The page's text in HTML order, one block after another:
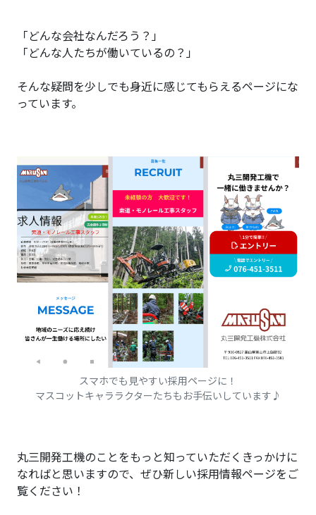
「どんな会社なんだろう？」
「どんな人たちが働いているの？」
そんな疑問を少しでも身近に感じてもらえるページにな
っています。
スマホでも見やすい採用ページに！
マスコットキャララクターたちもお手伝いしています♪
丸三開発工機のことをもっと知っていただくきっかけに
なればと思いますので、ぜひ新しい採用情報ページをご
覧ください！